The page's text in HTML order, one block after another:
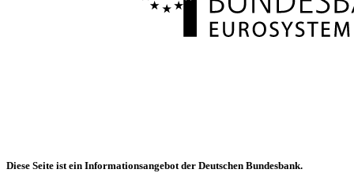
Diese Seite ist ein Informationsangebot der Deutschen Bundesbank.